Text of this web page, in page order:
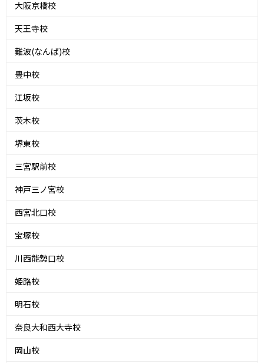
大阪京橋校
天王寺校
難波(なんば)校
豊中校
江坂校
茨木校
堺東校
三宮駅前校
神戸三ノ宮校
西宮北口校
宝塚校
川西能勢口校
姫路校
明石校
奈良大和西大寺校
岡山校